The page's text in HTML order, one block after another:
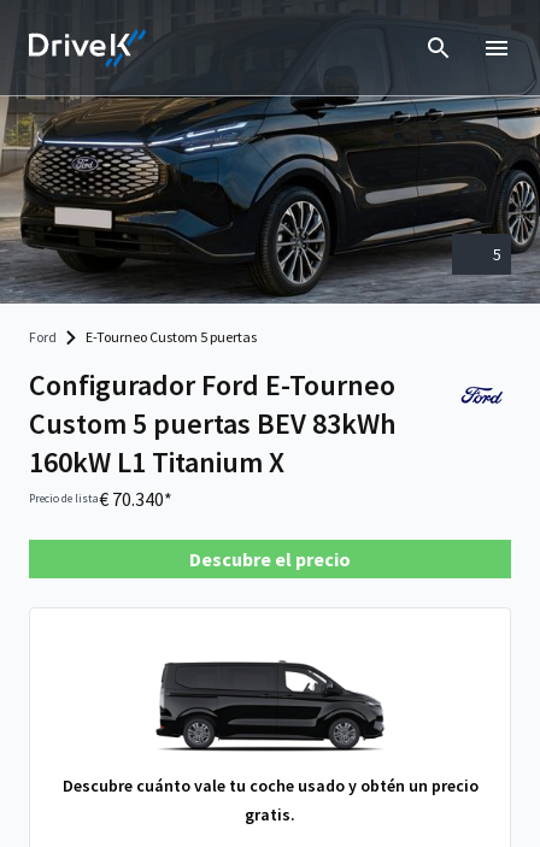
5
Ford E-Tourneo Custom 5 puertas
Configurador Ford E-Tourneo
Custom 5 puertas BEV 83kWh
160kW L1 Titanium X
Precio de lista€ 70.340*
Descubre el precio
Descubre cuánto vale tu coche usado y obtén un precio
gratis.